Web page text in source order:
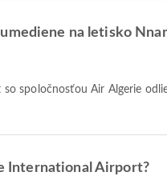
na letisko
International Airport?